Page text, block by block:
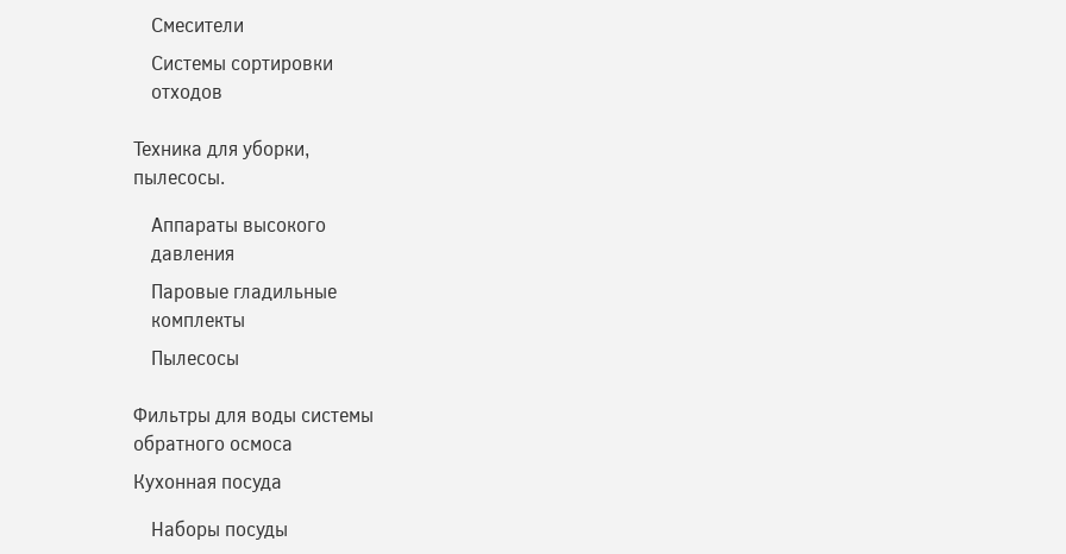
Смесители
Системы сортировки
отходов
Техника для уборки,
пылесосы.
Аппараты высокого
давления
Паровые гладильные
комплекты
Пылесосы
Фильтры для воды системы
обратного осмоса
Кухонная посуда
Наборы посуды